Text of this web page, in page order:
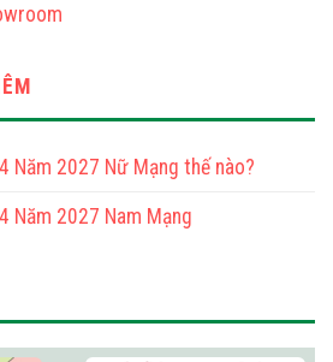
Nữ
Năm 2027 Nữ Mạng thế nào?
Năm 2027 Nam Mạng